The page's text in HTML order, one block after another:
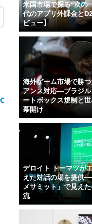
米国市場で探る“次の
代のアプリ外課金と
ビュー】
海外ゲーム市場で勝
アンス対応—ブラジ
ートボックス規制と
幕開け
デロイト トーマツが
えた対話の場を提供
メサミット」で見え
流